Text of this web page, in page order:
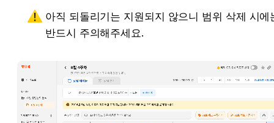
아직 되돌리기는 지원되지 않으니 범위 삭제 시에
반드시 주의해주세요.